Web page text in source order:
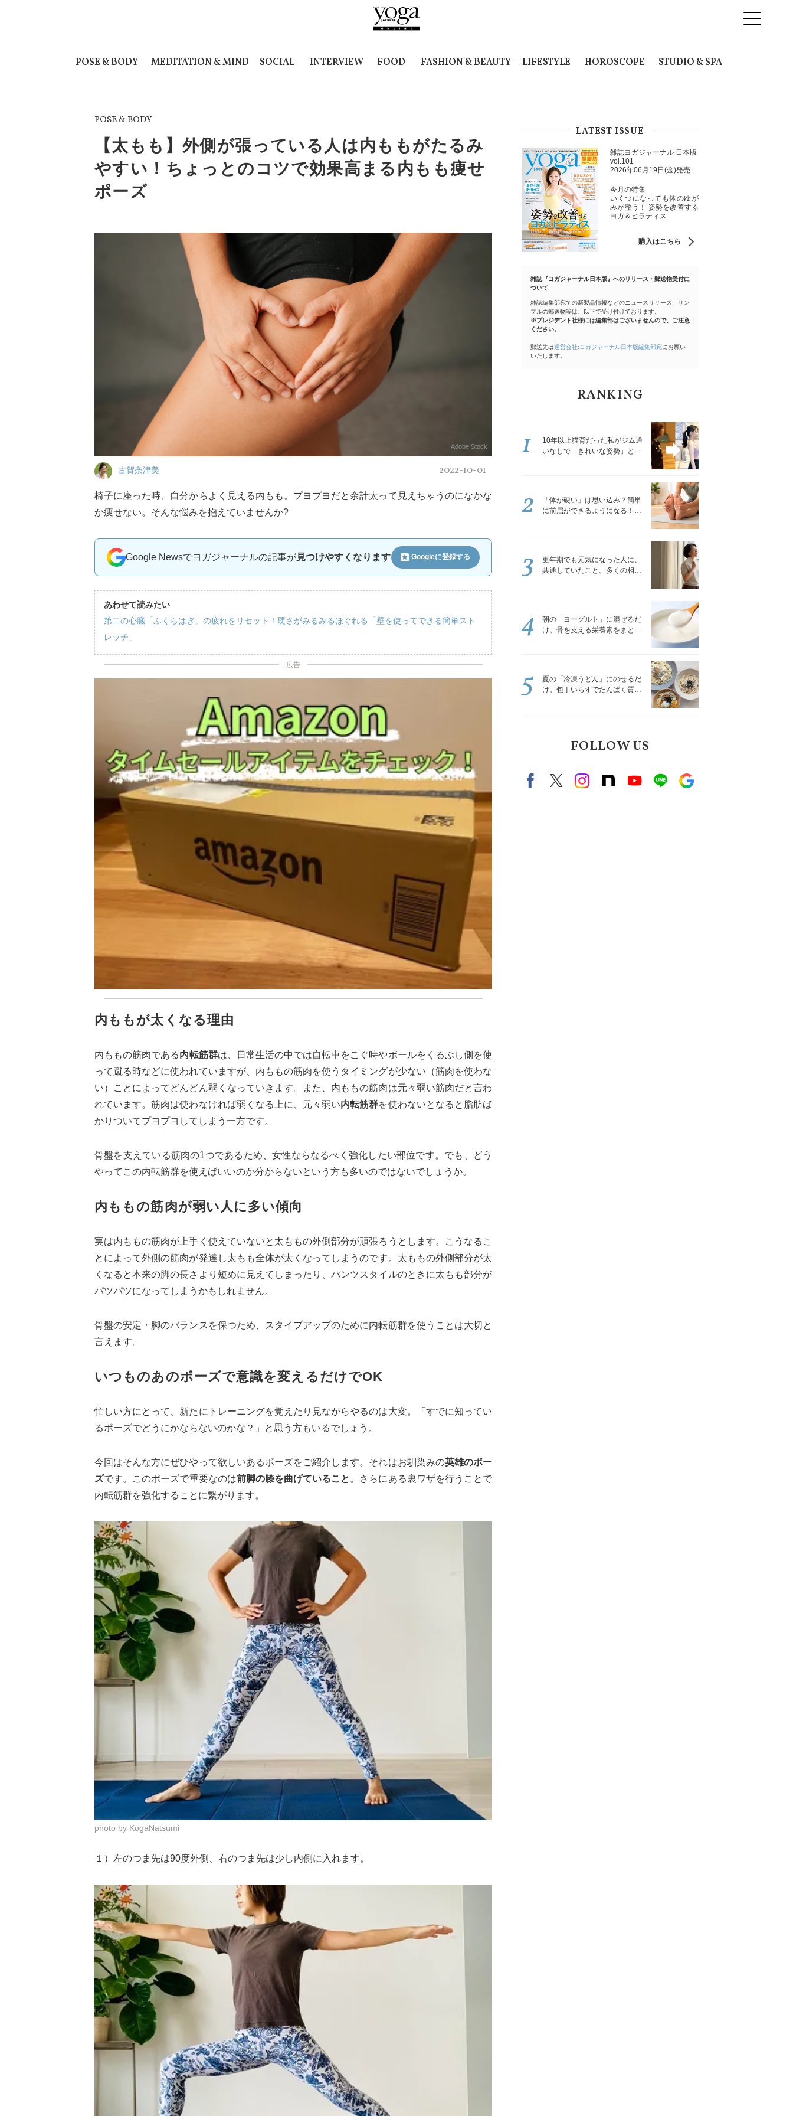
POSE & BODY MEDITATION & MIND SOCIAL INTERVIEW FOOD FASHION & BEAUTY LIFESTYLE HOROSCOPE STUDIO & SPA
POSE & BODY
【太もも】外側が張っている人は内ももがたるみ
やすい！ちょっとのコツで効果高まる内もも痩せ
ポーズ
Adobe Stock
古賀奈津美 2022-10-01
椅子に座った時、自分からよく見える内もも。プヨプヨだと余計太って見えちゃうのになかな
か痩せない。そんな悩みを抱えていませんか?
Google Newsでヨガジャーナルの記事が見つけやすくなります Googleに登録する
あわせて読みたい
第二の心臓「ふくらはぎ」の疲れをリセット！硬さがみるみるほぐれる「壁を使ってできる簡単スト
レッチ」
広告
内ももが太くなる理由
内ももの筋肉である内転筋群は、日常生活の中では自転車をこぐ時やボールをくるぶし側を使
って蹴る時などに使われていますが、内ももの筋肉を使うタイミングが少ない（筋肉を使わな
い）ことによってどんどん弱くなっていきます。また、内ももの筋肉は元々弱い筋肉だと言わ
れています。筋肉は使わなければ弱くなる上に、元々弱い内転筋群を使わないとなると脂肪ば
かりついてプヨプヨしてしまう一方です。
骨盤を支えている筋肉の1つであるため、女性ならなるべく強化したい部位です。でも、どう
やってこの内転筋群を使えばいいのか分からないという方も多いのではないでしょうか。
内ももの筋肉が弱い人に多い傾向
実は内ももの筋肉が上手く使えていないと太ももの外側部分が頑張ろうとします。こうなるこ
とによって外側の筋肉が発達し太もも全体が太くなってしまうのです。太ももの外側部分が太
くなると本来の脚の長さより短めに見えてしまったり、パンツスタイルのときに太もも部分が
パツパツになってしまうかもしれません。
骨盤の安定・脚のバランスを保つため、スタイプアップのために内転筋群を使うことは大切と
言えます。
いつものあのポーズで意識を変えるだけでOK
忙しい方にとって、新たにトレーニングを覚えたり見ながらやるのは大変。「すでに知ってい
るポーズでどうにかならないのかな？」と思う方もいるでしょう。
今回はそんな方にぜひやって欲しいあるポーズをご紹介します。それはお馴染みの英雄のポー
ズです。このポーズで重要なのは前脚の膝を曲げていること 。さらにある裏ワザを行うことで
内転筋群を強化することに繋がります。
photo by KogaNatsumi
１）左のつま先は90度外側、右のつま先は少し内側に入れます。
LATEST ISSUE
雑誌ヨガジャーナル 日本版
vol.101
2026年06月19日(金)発売
今月の特集
いくつになっても体のゆが
みが整う！ 姿勢を改善する
ヨガ＆ピラティス
購入はこちら
雑誌『ヨガジャーナル日本版』へのリリース・郵送物受付に
ついて
雑誌編集部宛ての新製品情報などのニュースリリース、サン
プルの郵送物等は、以下で受け付けております。
※プレジデント社様には編集部はございませんので、ご注意
ください。
郵送先は運営会社:ヨガジャーナル日本版編集部宛にお願い
いたします。
RANKING
10年以上猫背だった私がジム通
いなしで「きれいな姿勢」と褒
1
「体が硬い」は思い込み？簡単
に前屈ができるようになる！腿
2
更年期でも元気になった人に、
共通していたこと。多くの相談
3
朝の「ヨーグルト」に混ぜるだ
け。骨を支える栄養素をまとめ
4
夏の「冷凍うどん」にのせるだ
け。包丁いらずでたんぱく質を
5
FOLLOW US
FacebookX（旧twitter）
instagram
note Youtubeline